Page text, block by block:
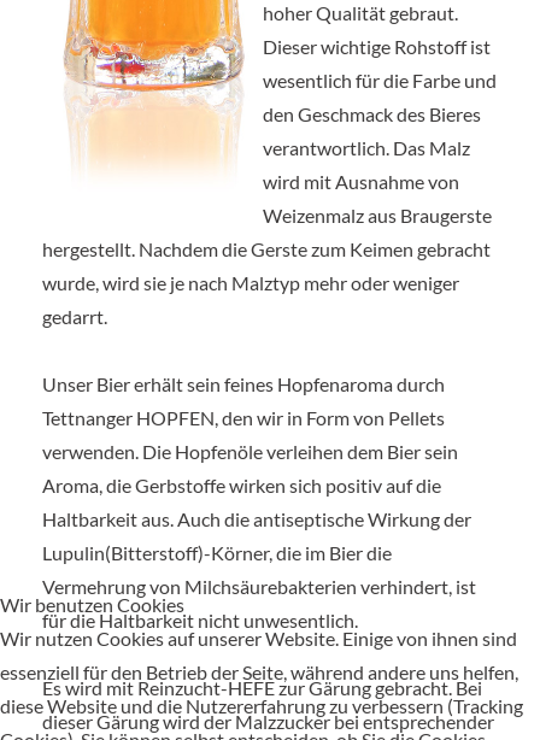
hoher Qualität gebraut.
Dieser wichtige Rohstoff ist
wesentlich für die Farbe und
den Geschmack des Bieres
verantwortlich. Das Malz
wird mit Ausnahme von
Weizenmalz aus Braugerste
hergestellt. Nachdem die Gerste zum Keimen gebracht
wurde, wird sie je nach Malztyp mehr oder weniger
gedarrt.
Unser Bier erhält sein feines Hopfenaroma durch
Tettnanger HOPFEN, den wir in Form von Pellets
verwenden. Die Hopfenöle verleihen dem Bier sein
Aroma, die Gerbstoffe wirken sich positiv auf die
Haltbarkeit aus. Auch die antiseptische Wirkung der
Lupulin(Bitterstoff)-Körner, die im Bier die
Vermehrung von Milchsäurebakterien verhindert, ist
für die Haltbarkeit nicht unwesentlich.
Es wird mit Reinzucht-HEFEzur Gärung gebracht. Bei
dieser Gärung wird der Malzzucker bei entsprechender
Wir benutzen Cookies
Wir nutzen Cookies auf unserer Website. Einige von ihnen sind
essenziell für den Betrieb der Seite, während andere uns helfen,
diese Website und die Nutzererfahrung zu verbessern (Tracking